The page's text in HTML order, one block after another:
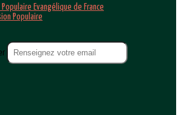
Evangélique de France
Populaire